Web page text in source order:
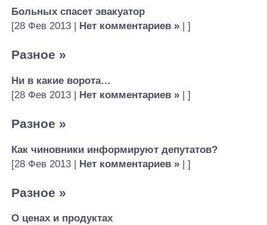
Больных спасет эвакуатор
[28 Фев 2013 |
Нет комментариев » | ]
Разное »
Ни в какие ворота…
[28 Фев 2013 | Нет комментариев » | ]
Разное »
Как чиновники информируют депутатов?
[28 Фев 2013 | Нет комментариев » | ]
Разное »
О ценах и продуктах